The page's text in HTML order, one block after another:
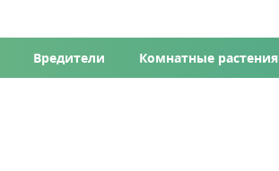
Вредители Комнатные растения